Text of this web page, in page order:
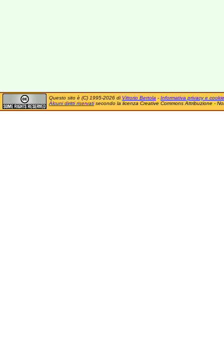
Questo sito è (C) 1995-2026 di Vittorio Bertola - Informativa privacy e cookie
Alcuni diritti riservatisecondo la licenza Creative Commons Attribuzione -